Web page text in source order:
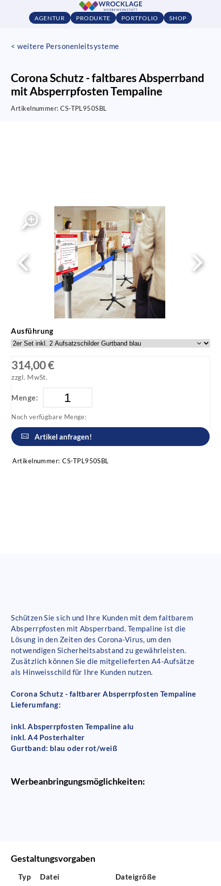
AGENTUR PRODUKTE PORTFOLIO SHOP
< weitere Personenleitsysteme
Corona Schutz - faltbares Absperrband
mit Absperrpfosten Tempaline
Artikelnummer:CS-TPL950SBL
Faltbarer Absperrpfosten Tempaline am PoS
Faltbarer Absperrpfosten Tempaline am PoS oder
Wartebereich
Ausführung
314,00 €
zzgl. MwSt.
Menge:
Noch verfügbare Menge:
Artikel anfragen!
Artikelnummer: CS-TPL950SBL
Schützen Sie sich und Ihre Kunden mit dem faltbarem
Absperrpfosten mit Absperrband. Tempaline ist die
Lösung in den Zeiten des Corona-Virus, um den
notwendigen Sicherheitsabstand zu gewährleisten.
Zusätzlich können Sie die mitgelieferten A4-Aufsätze
als Hinweisschild für Ihre Kunden nutzen.
Corona Schutz - faltbarer Absperrpfosten Tempaline
Lieferumfang:
inkl. Absperrpfosten Tempaline alu
inkl. A4 Posterhalter
Gurtband: blau oder rot/weiß
Werbeanbringungsmöglichkeiten:
Gestaltungsvorgaben
Typ Datei Dateigröße